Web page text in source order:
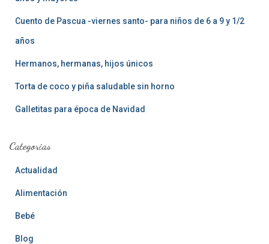
Cuento de Pascua -viernes santo- para niños de 6 a 9 y 1/2
años
Hermanos, hermanas, hijos únicos
Torta de coco y piña saludable sin horno
Galletitas para época de Navidad
Categorias
Actualidad
Alimentación
Bebé
Blog